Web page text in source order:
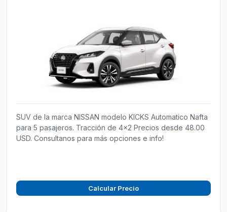
SUV de la marca NISSAN modelo KICKS Automatico Nafta
para 5 pasajeros. Tracción de 4x2 Precios desde 48.00
USD. Consultanos para más opciones e info!
Calcular Precio